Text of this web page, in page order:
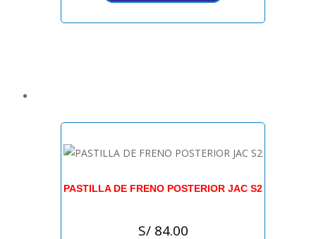
PASTILLA DE FRENO POSTERIOR JAC S2
S/84.00